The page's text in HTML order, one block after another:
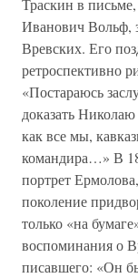
Траскин в
Иванович Вольф,
Вревских. Его
ретроспективно
«Постараюсь
доказать
как все мы,
командира…» В
портрет
поколение
только «на
воспоминания о
писавшего: «Он